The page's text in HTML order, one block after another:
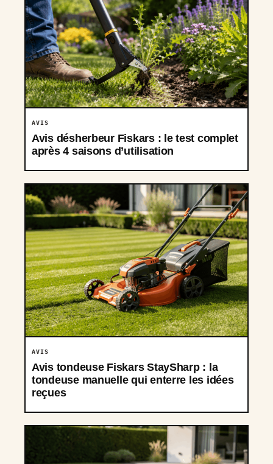
AVIS
Avis désherbeur Fiskars : le test complet
après 4 saisons d’utilisation
AVIS
Avis tondeuse Fiskars StaySharp : la
tondeuse manuelle qui enterre les idées
reçues